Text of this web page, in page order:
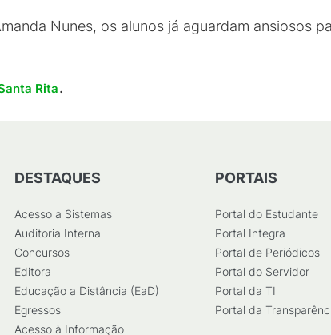
Nunes, os alunos já aguardam ansiosos
Rita.
DESTAQUES
Acesso a Sistemas
Auditoria Interna
Concursos
Editora
Educação a Distância (EaD)
Egressos
Acesso à Informação
PORTAIS
Portal do Estudante
Portal Integra
Portal de Periódicos
Portal do Servidor
Portal da TI
Portal da